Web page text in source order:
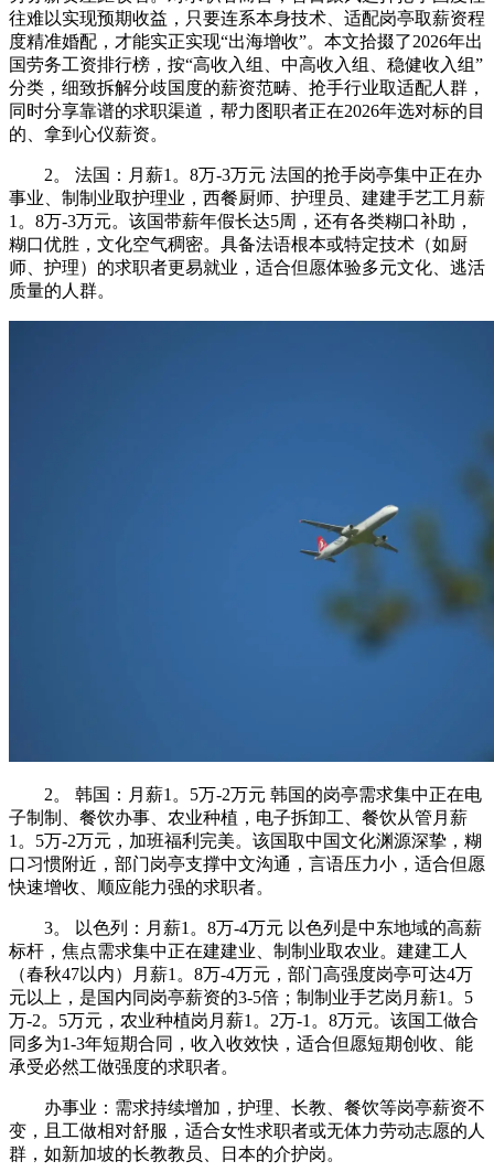
往难以实现预期收益，只要连系本身技术、适配岗亭取薪资程
度精准婚配，才能实正实现“出海增收”。本文拾掇了2026年出
国劳务工资排行榜，按“高收入组、中高收入组、稳健收入组”
分类，细致拆解分歧国度的薪资范畴、抢手行业取适配人群，
同时分享靠谱的求职渠道，帮力图职者正在2026年选对标的目
的、拿到心仪薪资。
2。 法国：月薪1。8万-3万元 法国的抢手岗亭集中正在办
事业、制制业取护理业，西餐厨师、护理员、建建手艺工月薪
1。8万-3万元。该国带薪年假长达5周，还有各类糊口补助，
糊口优胜，文化空气稠密。具备法语根本或特定技术（如厨
师、护理）的求职者更易就业，适合但愿体验多元文化、逃活
质量的人群。
2。 韩国：月薪1。5万-2万元 韩国的岗亭需求集中正在电
子制制、餐饮办事、农业种植，电子拆卸工、餐饮从管月薪
1。5万-2万元，加班福利完美。该国取中国文化渊源深挚，糊
口习惯附近，部门岗亭支撑中文沟通，言语压力小，适合但愿
快速增收、顺应能力强的求职者。
3。 以色列：月薪1。8万-4万元 以色列是中东地域的高薪
标杆，焦点需求集中正在建建业、制制业取农业。建建工人
（春秋47以内）月薪1。8万-4万元，部门高强度岗亭可达4万
元以上，是国内同岗亭薪资的3-5倍；制制业手艺岗月薪1。5
万-2。5万元，农业种植岗月薪1。2万-1。8万元。该国工做合
同多为1-3年短期合同，收入收效快，适合但愿短期创收、能
承受必然工做强度的求职者。
办事业：需求持续增加，护理、长教、餐饮等岗亭薪资不
变，且工做相对舒服，适合女性求职者或无体力劳动志愿的人
群，如新加坡的长教教员、日本的介护岗。